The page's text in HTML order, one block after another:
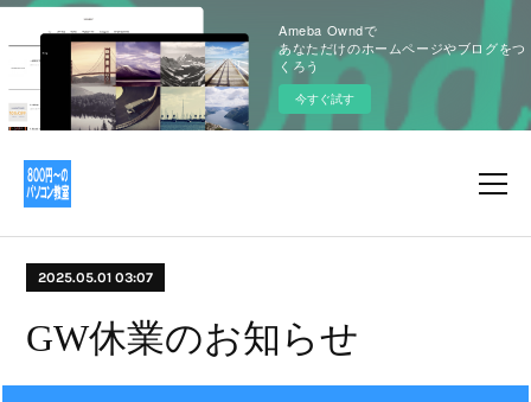
Ameba Owndで
あなただけのホームページやブログをつ
くろう
今すぐ試す
2025.05.01 03:07
GW休業のお知らせ